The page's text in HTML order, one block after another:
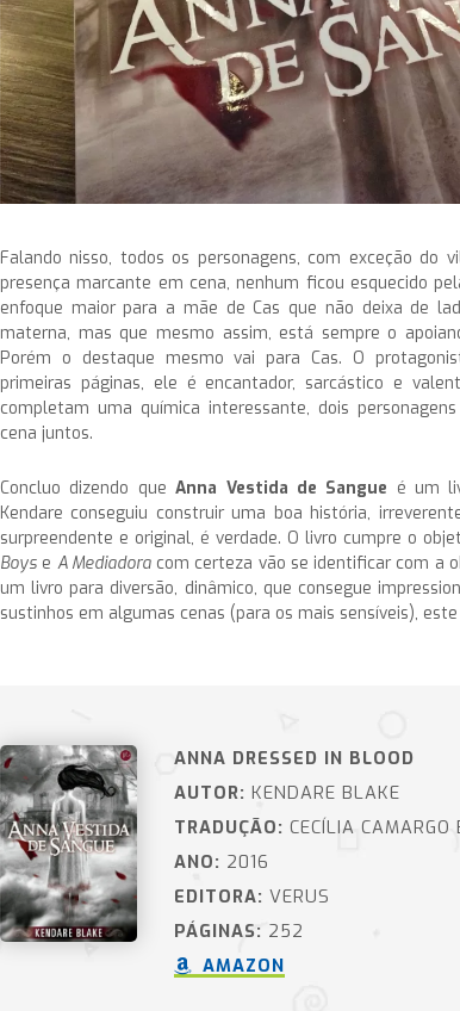
Falando nisso, todos os personagens, com exceção do
presença marcante em cena, nenhum ficou esquecido
enfoque maior para a mãe de Cas que não deixa de
materna, mas que mesmo assim, está sempre o
Porém o destaque mesmo vai para Cas. O
primeiras páginas, ele é encantador, sarcástico e
completam uma química interessante, dois
cena juntos.
Concluo dizendo queAnna Vestida de Sangue é um
Kendare conseguiu construir uma boa história,
surpreendente e original, é verdade. O livro cumpre o
Boys e A Mediadoracom certeza vão se identificar com a
um livro para diversão, dinâmico, que consegue
sustinhos em algumas cenas (para os mais sensíveis),
ANNA DRESSED IN BLOOD
AUTOR: KENDARE BLAKE
TRADUÇÃO: CECÍLIA
ANO: 2016
EDITORA: VERUS
PÁGINAS: 252
AMAZON